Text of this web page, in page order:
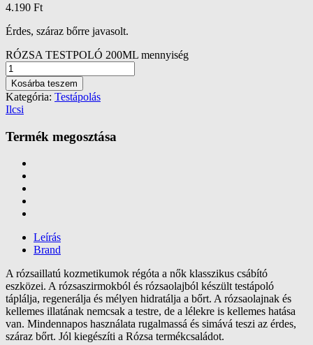
4.190 Ft
Érdes, száraz bőrre javasolt.
RÓZSA TESTPOLÓ 200ML mennyiség
Kosárba teszem
Kategória: Testápolás
Ilcsi
Termék megosztása
Leírás
Brand
A rózsaillatú kozmetikumok régóta a nők klasszikus csábító
eszközei. A rózsaszirmokból és rózsaolajból készült testápoló
táplálja, regenerálja és mélyen hidratálja a bőrt. A rózsaolajnak és
kellemes illatának nemcsak a testre, de a lélekre is kellemes hatása
van. Mindennapos használata rugalmassá és simává teszi az érdes,
száraz bőrt. Jól kiegészíti a Rózsa termékcsaládot.